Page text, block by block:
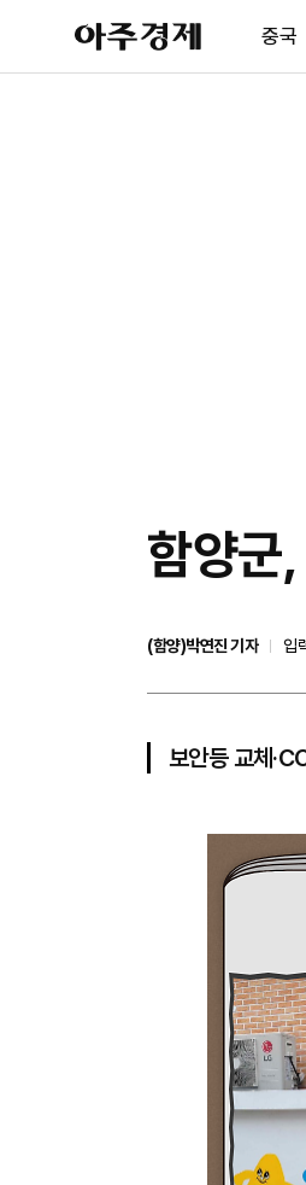
아
주
제
중국
함양군
(함양)박연진 기자
입
보안등 교체